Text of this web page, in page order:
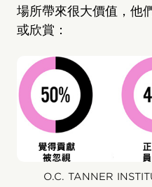
場所帶來很大價值，他
或欣賞：
O.C. TANNER